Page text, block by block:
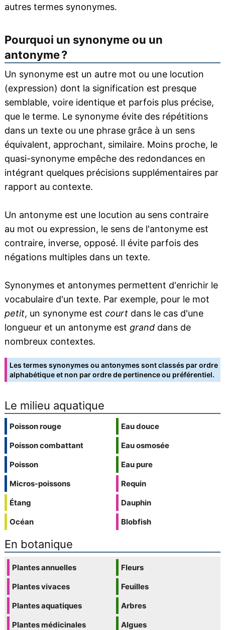
autres termes synonymes.
Pourquoi un synonyme ou un
antonyme ?
Un synonyme est un autre mot ou une locution
(expression) dont la signification est presque
semblable, voire identique et parfois plus précise,
que le terme. Le synonyme évite des répétitions
dans un texte ou une phrase grâce à un sens
équivalent, approchant, similaire. Moins proche, le
quasi-synonyme empêche des redondances en
intégrant quelques précisions supplémentaires par
rapport au contexte.
Un antonyme est une locution au sens contraire
au mot ou expression, le sens de l'antonyme est
contraire, inverse, opposé. Il évite parfois des
négations multiples dans un texte.
Synonymes et antonymes permettent d'enrichir le
vocabulaire d'un texte. Par exemple, pour le mot
petit, un synonyme est courtdans le cas d'une
longueur et un antonyme est granddans de
nombreux contextes.
Les termes synonymes ou antonymes sont classés par ordre
alphabétique et non par ordre de pertinence ou préférentiel.
Le milieu aquatique
Poisson rouge
Poisson combattant
Poisson
Micros-poissons
Étang
Océan
Eau douce
Eau osmosée
Eau pure
Requin
Dauphin
Blobfish
En botanique
Plantes annuelles
Plantes vivaces
Plantes aquatiques
Plantes médicinales
Fleurs
Feuilles
Arbres
Algues